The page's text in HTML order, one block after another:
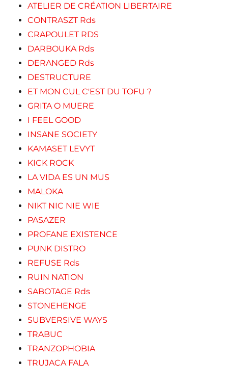
ATELIER DE CRÉATION LIBERTAIRE
CONTRASZT Rds
CRAPOULET RDS
DARBOUKA Rds
DERANGED Rds
DESTRUCTURE
ET MON CUL C'EST DU TOFU ?
GRITA O MUERE
I FEEL GOOD
INSANE SOCIETY
KAMASET LEVYT
KICK ROCK
LA VIDA ES UN MUS
MALOKA
NIKT NIC NIE WIE
PASAZER
PROFANE EXISTENCE
PUNK DISTRO
REFUSE Rds
RUIN NATION
SABOTAGE Rds
STONEHENGE
SUBVERSIVE WAYS
TRABUC
TRANZOPHOBIA
TRUJACA FALA